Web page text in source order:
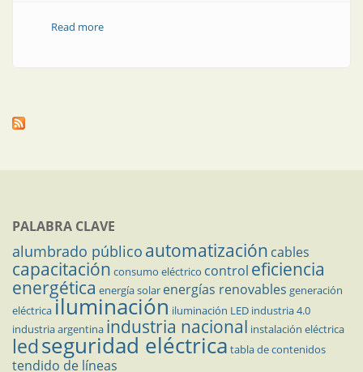
Read moreabout El eslabón que falta en la transición energética
PALABRA CLAVE
alumbrado público automatización cables
capacitación consumo eléctrico control eficiencia
energética energía solar energías renovables generación
eléctricailuminación iluminación LED industria 4.0
industria argentina industria nacional instalación eléctrica
ledseguridad eléctrica tabla de contenidos
tendido de líneas